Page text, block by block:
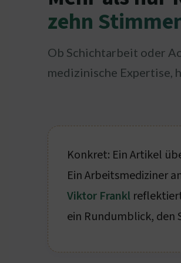
zehn
Ob Schichtarbeit oder
medizinische Expertise,
Konkret: Ein Artikel
Ein Arbeitsmediziner
Viktor Franklreflektiert
ein Rundumblick, den